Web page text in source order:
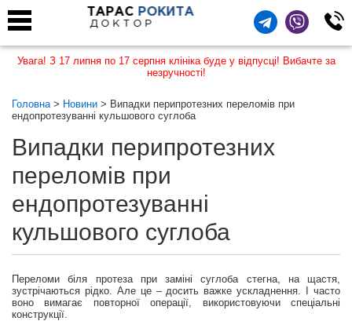
ТАРАС РОКИТА
ДОКТОР
Увага! З 17 липня по 17 серпня клініка буде у відпусці! Вибачте за
незручності!
Головна > Новини > Випадки перипротезних переломів при
ендопротезуванні кульшового суглоба
Випадки перипротезних
переломів при
ендопротезуванні
кульшового суглоба
Переломи біля протеза при заміні суглоба стегна, на щастя,
зустрічаються рідко. Але це – досить важке ускладнення. І часто
воно вимагає повторної операції, використовуючи спеціальні
конструкції.